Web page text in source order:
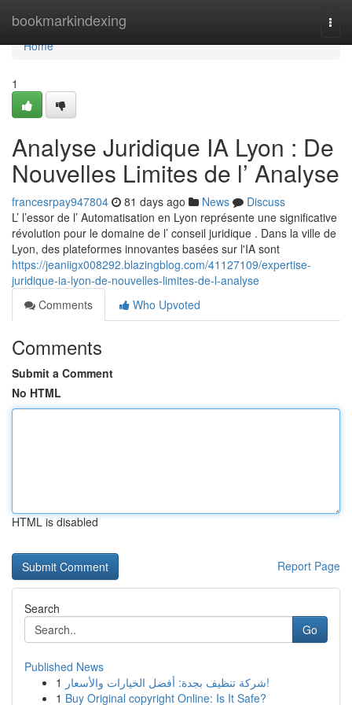
bookmarkindexing
Home
Home
1
Analyse Juridique IA Lyon : De
Nouvelles Limites de l’ Analyse
francesrpay947804 81 days ago News
Discuss
L’ l’essor de l’ Automatisation en Lyon représente une significative
révolution pour le domaine de l’ conseil juridique . Dans la ville de
Lyon, des plateformes innovantes basées sur l'IA sont
https://jeaniigx008292.blazingblog.com/41127109/expertise-
juridique-ia-lyon-de-nouvelles-limites-de-l-analyse
Comments
Who Upvoted
Comments
Submit a Comment
No HTML
HTML is disabled
Report Page
Search
Go
Published News
1
شركة تنظيف بجدة: أفضل الخيارات والأسعار!
1 Buy Original copyright Online: Is It Safe?